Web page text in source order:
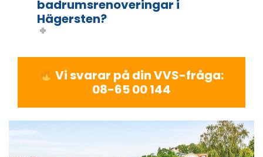
badrumsrenoveringar i
Hägersten?
Vi svarar på din VVS-fråga:
08-65 00 144